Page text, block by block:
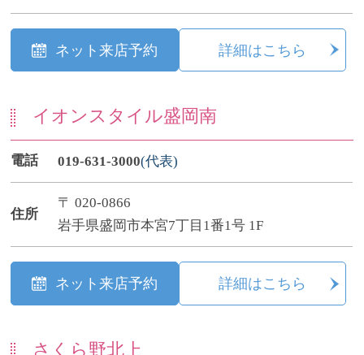
ネット来店予約 詳細はこちら
イオンスタイル盛岡南
電話 019-631-3000(代表)
住所
〒 020-0866
岩手県盛岡市本宮7丁目1番1号 1F
ネット来店予約 詳細はこちら
さくら野北上